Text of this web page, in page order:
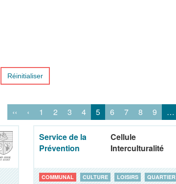
Réinitialiser
‹‹ ‹ 1 2 3 4 5 6 7 8 9 …
Service de la
Prévention
Cellule
Interculturalité
COMMUNAL CULTURE LOISIRS
QUARTIER